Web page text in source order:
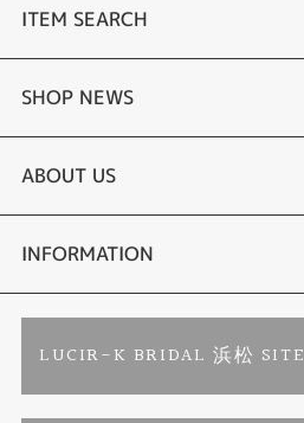
ITEM SEARCH
あこや真珠
黒蝶真珠
時計
色石
ジュエリーリフォーム
SHOP NEWS
個性溢れる色石の魅力
YouTube ルシルケイチャンネル
ブライダルリングサイト
ブランドリスト
ABOUT US
店舗情報・会社概要
お客様の声
INFORMATION
LUCIR-K BRIDAL 浜松 SITE